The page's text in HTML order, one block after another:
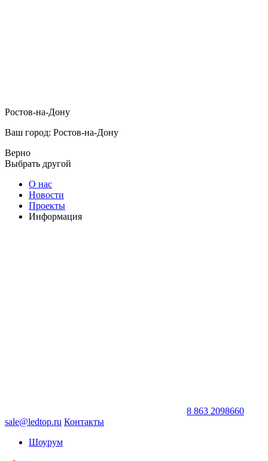
Ростов-на-Дону
Ваш город: Ростов-на-Дону
Верно
Выбрать другой
О нас
Новости
Проекты
Информация
8 863 2098660
sale@ledtop.ru Контакты
Шоурум